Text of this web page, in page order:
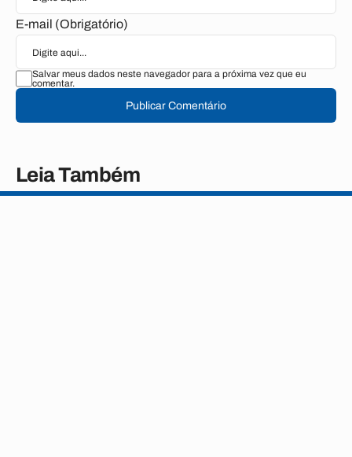
E-mail (Obrigatório)
Salvar meus dados neste navegador para a próxima vez que eu
comentar.
Publicar Comentário
Leia Também